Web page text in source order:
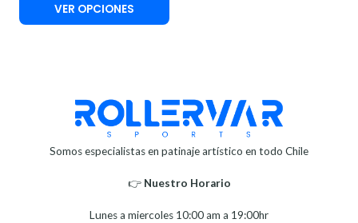
VER OPCIONES
Somos especialistas en patinaje artístico en todo Chile
👉 Nuestro Horario⁣⁣
Lunes a miercoles 10:00 am a 19:00hr